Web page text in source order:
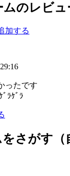
のレビュ
加する
ったです
ﾗｹﾞﾗ
さがす（